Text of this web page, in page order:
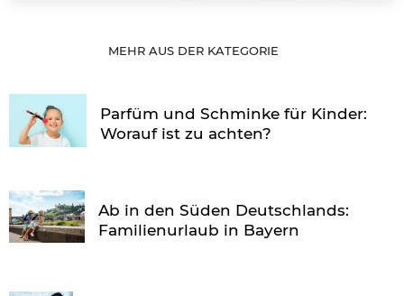
MEHR AUS DER KATEGORIE
Parfüm und Schminke für Kinder:
Worauf ist zu achten?
Ab in den Süden Deutschlands:
Familienurlaub in Bayern